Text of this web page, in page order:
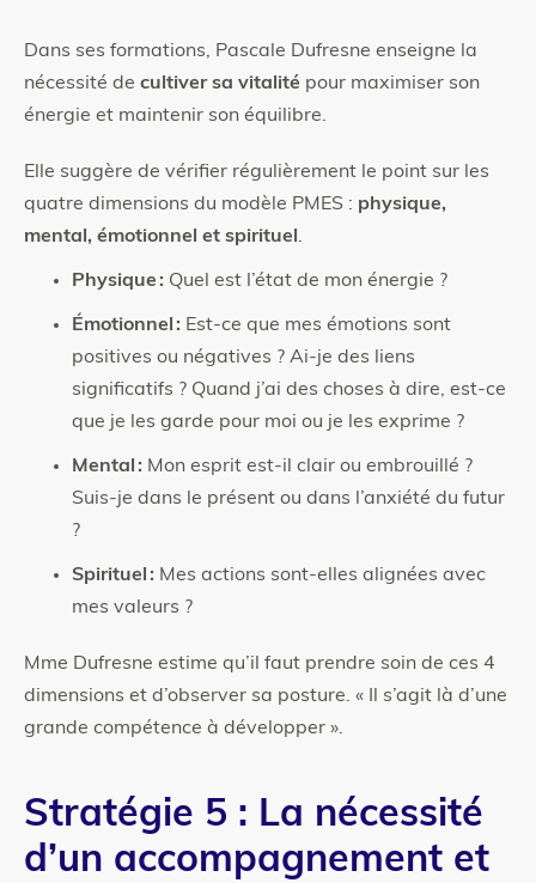
Dans ses formations, Pascale Dufresne enseigne la
nécessité de cultiver sa vitalité pour maximiser son
énergie et maintenir son équilibre.
Elle suggère de vérifier régulièrement le point sur les
quatre dimensions du modèle PMES : physique,
mental, émotionnel et spirituel .
Physique : Quel est l’état de mon énergie ?
Émotionnel : Est-ce que mes émotions sont
positives ou négatives ? Ai-je des liens
significatifs ? Quand j’ai des choses à dire, est-ce
que je les garde pour moi ou je les exprime ?
Mental : Mon esprit est-il clair ou embrouillé ?
Suis-je dans le présent ou dans l’anxiété du futur
?
Spirituel : Mes actions sont-elles alignées avec
mes valeurs ?
Mme Dufresne estime qu’il faut prendre soin de ces 4
dimensions et d’observer sa posture. « Il s’agit là d’une
grande compétence à développer ».
Stratégie 5 : La nécessité
d’un accompagnement et